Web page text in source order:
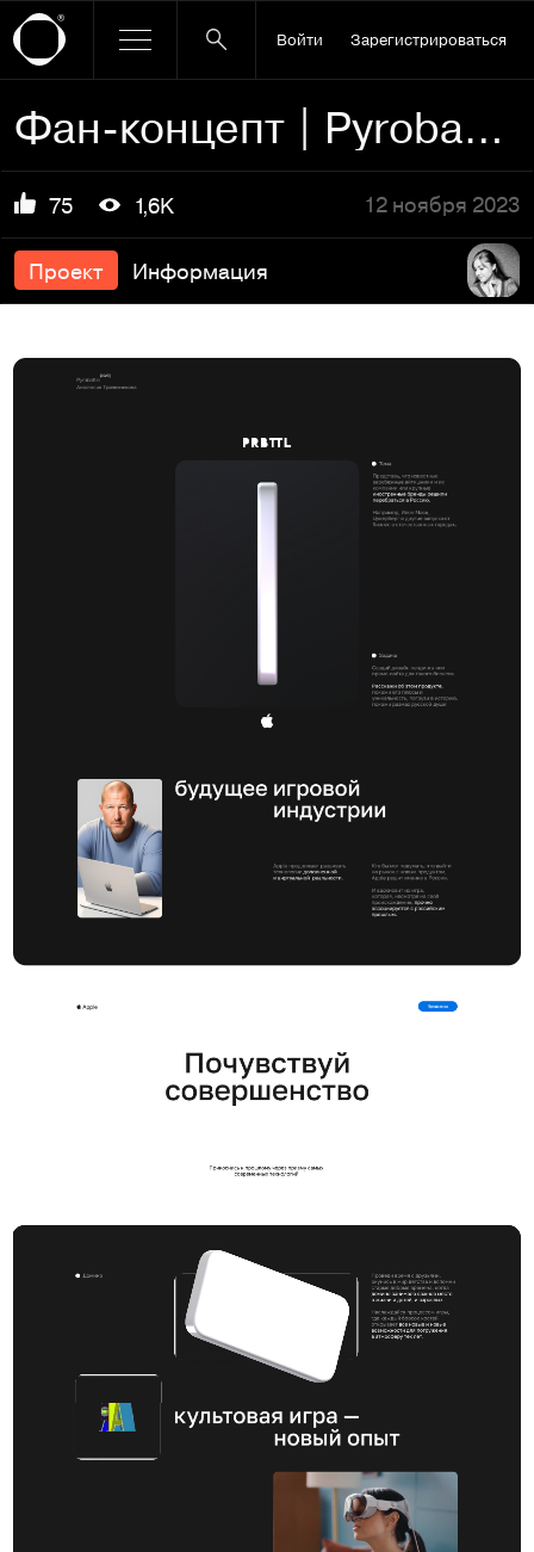
Войти Зарегистрироваться
Фан-концепт | Pyrobattle
75 1,6K 12 ноября 2023
Проект Информация